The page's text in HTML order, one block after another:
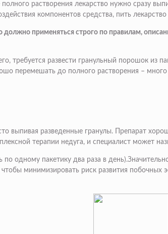
растворения лекарство нужно сразу
компонентов средства, пить
применяться строго по правилам,
требуется развести гранульный порошок из
перемешать до полного растворения –
выпивая разведенные гранулы. Препарат
терапии недуга, и специалист может
по одному пакетику два раза в
минимизировать риск развития